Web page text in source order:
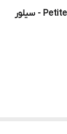
ساعت دنیل ولینگتون مدل Petite Winchester - سیلور